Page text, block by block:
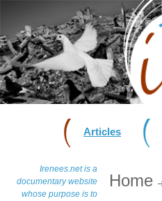
Articles
Irenees.net is a
documentary website
whose purpose is to
Home